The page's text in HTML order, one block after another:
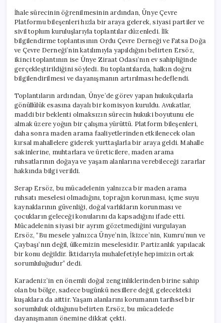
İhale sürecinin öğrenilmesinin ardından, Ünye Çevre
Platformu bileşenleri hızla bir araya gelerek, siyasi partiler ve
sivil toplum kuruluşlarıyla toplantılar düzenledi. İlk
bilgilendirme toplantısının Ordu Çevre Derneği ve Fatsa Doğa
ve Çevre Derneği’nin katılımıyla yapıldığını belirten Ersöz,
ikinci toplantının ise Ünye Ziraat Odası’nın ev sahipliğinde
gerçekleştirildiğini söyledi. Bu toplantılarda, halkın doğru
bilgilendirilmesi ve dayanışmanın artırılması hedeflendi.
Toplantıların ardından, Ünye’de görev yapan hukukçularla
gönüllülük esasına dayalı bir komisyon kuruldu. Avukatlar,
maddi bir beklenti olmaksızın sürecin hukuki boyutunu ele
almak üzere yoğun bir çalışma yürüttü. Platform bileşenleri,
daha sonra maden arama faaliyetlerinden etkilenecek olan
kırsal mahallelere giderek yurttaşlarla bir araya geldi. Mahalle
sakinlerine, muhtarlara ve üreticilere, maden arama
ruhsatlarının doğaya ve yaşam alanlarına verebileceği zararlar
hakkında bilgi verildi.
Serap Ersöz, bu mücadelenin yalnızca bir maden arama
ruhsatı meselesi olmadığını, toprağın korunması, içme suyu
kaynaklarının güvenliği, doğal varlıkların korunması ve
çocukların geleceği konularını da kapsadığını ifade etti.
Mücadelenin siyasi bir ayrım gözetmediğini vurgulayan
Ersöz, “Bu mesele yalnızca Ünye’nin, İkizce’nin, Kumru’nun ve
Çaybaşı’nın değil, ülkemizin meselesidir. Partizanlık yapılacak
bir konu değildir. İktidarıyla muhalefetiyle hepimizin ortak
sorumluluğudur” dedi.
Karadeniz’in en önemli doğal zenginliklerinden birine sahip
olan bu bölge, sadece bugünkü nesillere değil, gelecekteki
kuşaklara da aittir. Yaşam alanlarını korumanın tarihsel bir
sorumluluk olduğunu belirten Ersöz, bu mücadelede
dayanışmanın önemine dikkat çekti.